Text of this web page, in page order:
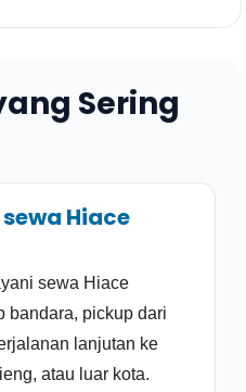
Sering
Hiace
sewa Hiace
bandara, pickup dari
lanjutan ke
atau luar kota.